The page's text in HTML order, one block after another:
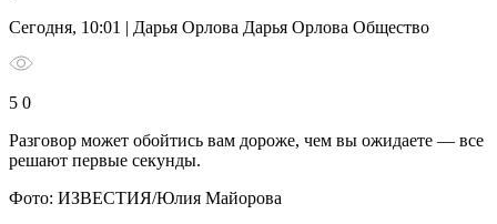
Сегодня, 10:01 | Дарья Орлова Дарья Орлова Общество
5 0
Разговор может обойтись вам дороже, чем вы ожидаете — все
решают первые секунды.
Фото: ИЗВЕСТИЯ/Юлия Майорова